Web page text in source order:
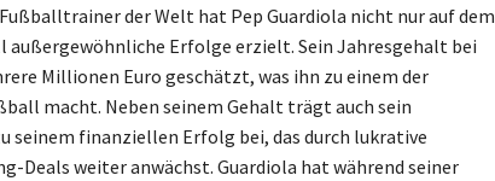
der Welt hat Pep Guardiola nicht nur auf dem
außergewöhnliche Erfolge erzielt. Sein Jahresgehalt bei
Millionen Euro geschätzt, was ihn zu einem der
macht. Neben seinem Gehalt trägt auch sein
seinem finanziellen Erfolg bei, das durch lukrative
Deals weiter anwächst. Guardiola hat während seiner